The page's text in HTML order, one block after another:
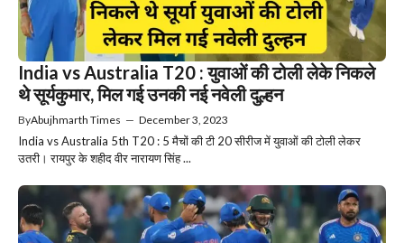
India vs Australia T20 : युवाओं की टोली लेके निकले
थे सूर्यकुमार, मिल गई उनकी नई नवेली दुल्हन
ByAbujhmarth Times — December 3, 2023
India vs Australia 5th T20 : 5 मैचों की टी 20 सीरीज में युवाओं की टोली लेकर
उतरी। रायपुर के शहीद वीर नारायण सिंह ...